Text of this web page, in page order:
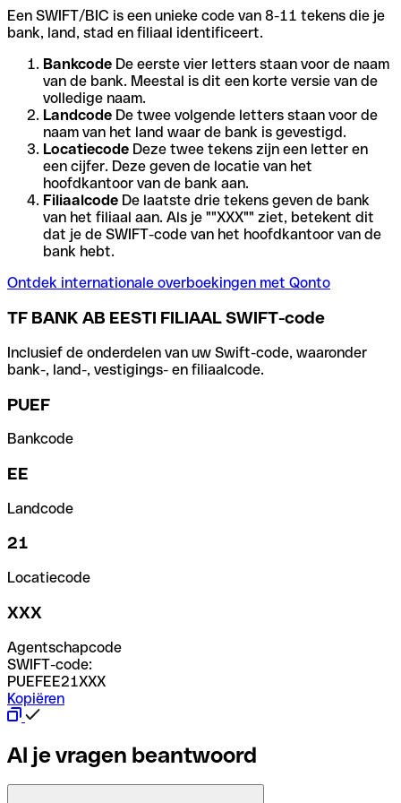
Een SWIFT/BIC is een unieke code van 8-11 tekens die je
bank, land, stad en filiaal identificeert.
Bankcode De eerste vier letters staan voor de naam
van de bank. Meestal is dit een korte versie van de
volledige naam.
Landcode De twee volgende letters staan voor de
naam van het land waar de bank is gevestigd.
Locatiecode Deze twee tekens zijn een letter en
een cijfer. Deze geven de locatie van het
hoofdkantoor van de bank aan.
Filiaalcode De laatste drie tekens geven de bank
van het filiaal aan. Als je ""XXX"" ziet, betekent dit
dat je de SWIFT-code van het hoofdkantoor van de
bank hebt.
Ontdek internationale overboekingen met Qonto
TF BANK AB EESTI FILIAAL SWIFT-code
Inclusief de onderdelen van uw Swift-code, waaronder
bank-, land-, vestigings- en filiaalcode.
PUEF
Bankcode
EE
Landcode
21
Locatiecode
XXX
Agentschapcode
SWIFT-code:
PUEFEE21XXX
Kopiëren
Al je vragen beantwoord